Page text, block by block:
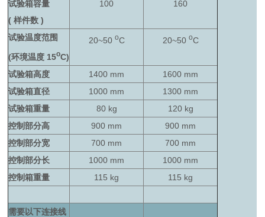
试验箱容量
( 样件数 )
100 160
试验温度范围
(环境温度 15oC)
20~50 oC 20~50 oC
试验箱高度 1400 mm
1600 mm
试验箱直径
1000 mm
1300 mm
试验箱重量
80 kg
120 kg
控制部分高
900 mm
900 mm
控制部分宽
700 mm
700 mm
控制部分长
1000 mm
1000 mm
控制箱重量
115 kg 115 kg
需要以下连接线